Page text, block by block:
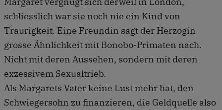
schliesslich war sie noch nie ein Kind von
Traurigkeit. Eine Freundin sagt der Herzogin
grosse Ähnlichkeit mit Bonobo-Primaten nach.
Nicht mit deren Aussehen, sondern mit deren
exzessivem Sexualtrieb.
Als Margarets Vater keine Lust mehr hat, den
Schwiegersohn zu finanzieren, die Geldquelle also